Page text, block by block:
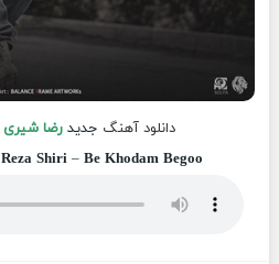
دانلود آهنگ جدید رضا شیری
Reza Shiri– Be Khodam Begoo